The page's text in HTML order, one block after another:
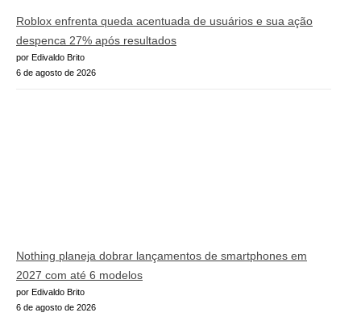
Roblox enfrenta queda acentuada de usuários e sua ação
despenca 27% após resultados
por Edivaldo Brito
6 de agosto de 2026
Nothing planeja dobrar lançamentos de smartphones em
2027 com até 6 modelos
por Edivaldo Brito
6 de agosto de 2026